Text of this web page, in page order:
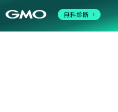
無料診断